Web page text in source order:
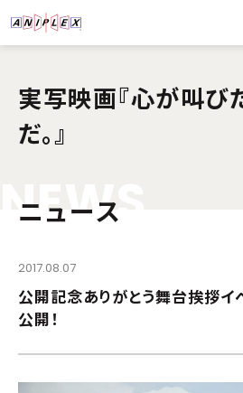
実写映画『心が叫び
だ。』
NEWS
ニュース
2017.08.07
公開記念ありがとう舞台挨拶イ
公開！